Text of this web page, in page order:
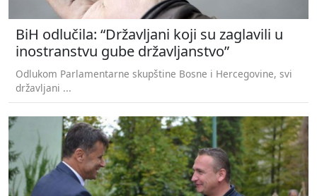
BiH odlučila: “Državljani koji su zaglavili u
inostranstvu gube državljanstvo”
Odlukom Parlamentarne skupštine Bosne i Hercegovine, svi
državljani ...